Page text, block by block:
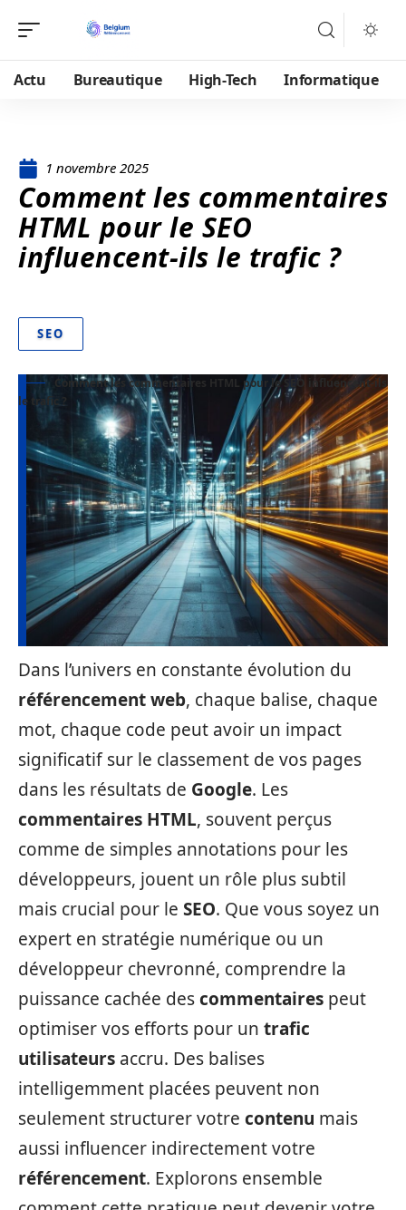
Actu Bureautique High-Tech Informatique
1 novembre 2025
Comment les commentaires
HTML pour le SEO
influencent-ils le trafic ?
SEO
Comment les commentaires HTML pour le SEO influencent-ils
le trafic ?
Dans l’univers en constante évolution du
référencement web, chaque balise, chaque
mot, chaque code peut avoir un impact
significatif sur le classement de vos pages
dans les résultats de Google. Les
commentaires HTML, souvent perçus
comme de simples annotations pour les
développeurs, jouent un rôle plus subtil
mais crucial pour le SEO. Que vous soyez un
expert en stratégie numérique ou un
développeur chevronné, comprendre la
puissance cachée descommentaires peut
optimiser vos efforts pour un trafic
utilisateurs accru. Des balises
intelligemment placées peuvent non
seulement structurer votre contenu mais
aussi influencer indirectement votre
référencement. Explorons ensemble